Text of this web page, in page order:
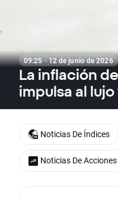
09:25 · 12 de junio de 2026
La inflación
impulsa al
Noticias De Índices
Noticias De Acciones